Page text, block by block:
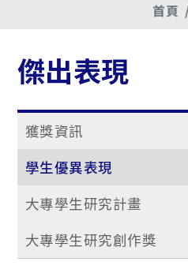
首頁
傑出表現
獲獎資訊
學生優異表現
大專學生研究計畫
大專學生研究創作獎